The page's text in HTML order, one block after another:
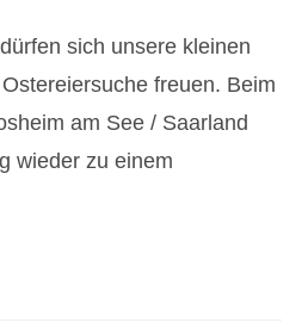
sich unsere kleinen
freuen. Beim
am See / Saarland
wieder zu einem